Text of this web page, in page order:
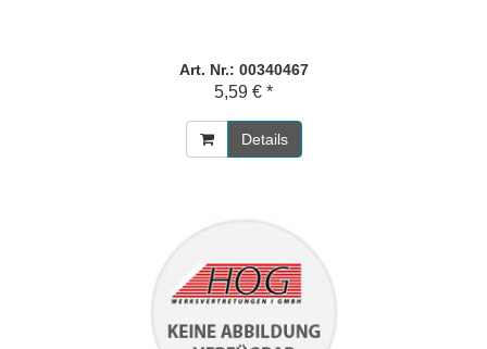
Art. Nr.: 00340467
5,59 € *
Details